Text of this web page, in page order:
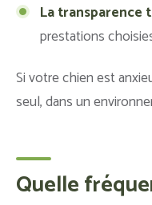
La transparence
prestations
Si votre chien est
seul, dans un
Quelle